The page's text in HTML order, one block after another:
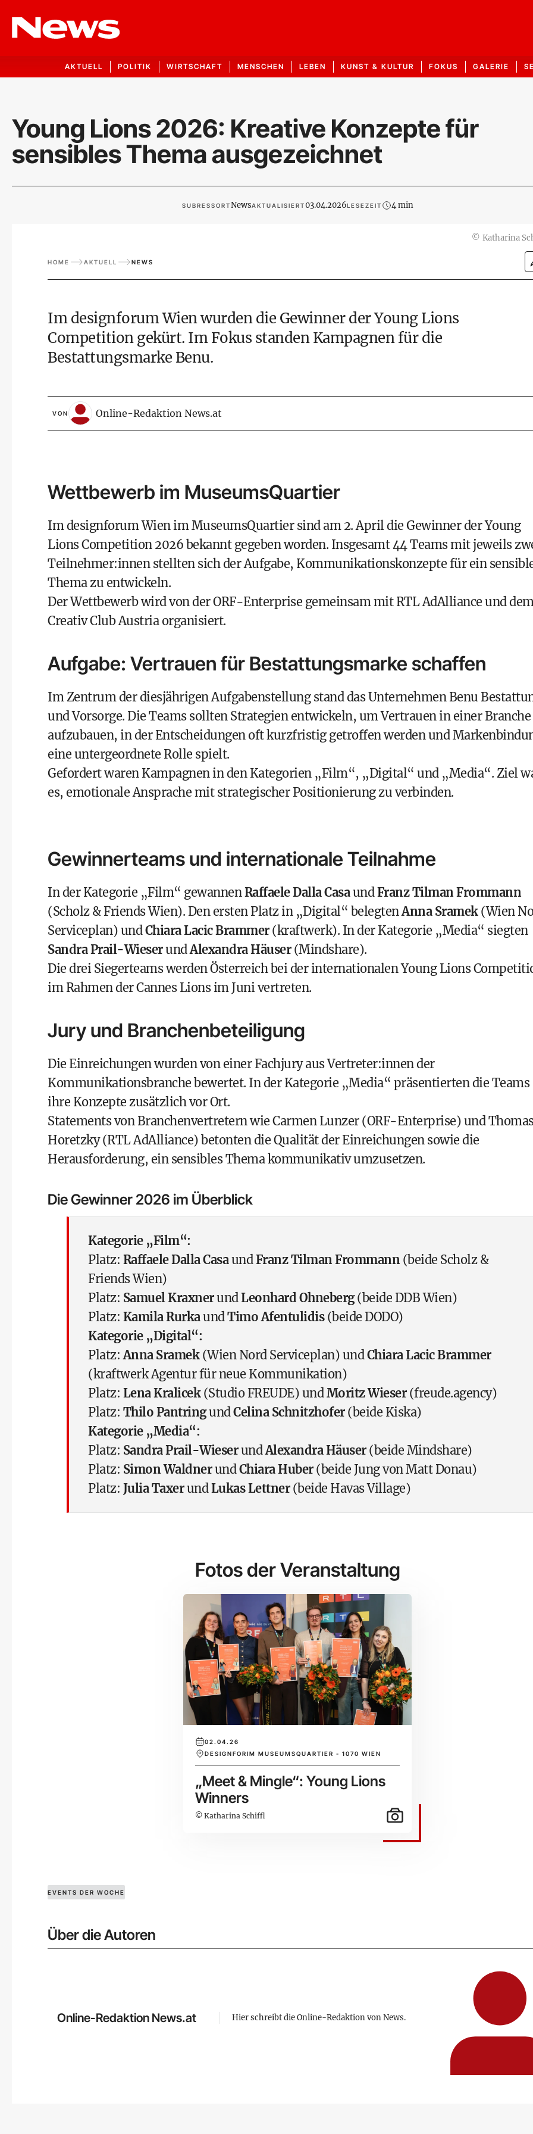
AKTUELL POLITIK WIRTSCHAFT MENSCHEN LEBEN KUNST & KULTUR FOKUS GALERIE
Young Lions 2026: Kreative Konzepte für
sensibles Thema ausgezeichnet
SUBRESSORTNewsAKTUALISIERT03.04.2026LESEZEIT 4 min
© Katharina
HOME AKTUELL NEWS
Im designforum Wien wurden die Gewinner der Young Lions
Competition gekürt. Im Fokus standen Kampagnen für die
Bestattungsmarke Benu.
VON Online-Redaktion News.at
Wettbewerb im MuseumsQuartier
Im designforum Wien im MuseumsQuartier sind am 2. April die Gewinner der Young
Lions Competition 2026 bekannt gegeben worden. Insgesamt 44 Teams mit jeweils
Teilnehmer:innen stellten sich der Aufgabe, Kommunikationskonzepte für ein
Thema zu entwickeln.
Der Wettbewerb wird von der ORF-Enterprise gemeinsam mit RTL AdAlliance und
Creativ Club Austria organisiert.
Aufgabe: Vertrauen für Bestattungsmarke schaffen
Im Zentrum der diesjährigen Aufgabenstellung stand das Unternehmen Benu
und Vorsorge. Die Teams sollten Strategien entwickeln, um Vertrauen in einer Branche
aufzubauen, in der Entscheidungen oft kurzfristig getroffen werden und
eine untergeordnete Rolle spielt.
Gefordert waren Kampagnen in den Kategorien „Film“, „Digital“ und „Media“. Ziel
es, emotionale Ansprache mit strategischer Positionierung zu verbinden.
Gewinnerteams und internationale Teilnahme
In der Kategorie „Film“ gewannenRaffaele Dalla CasaundFranz Tilman Frommann
(Scholz & Friends Wien). Den ersten Platz in „Digital“ belegtenAnna Sramek(Wien
Serviceplan) undChiara Lacic Brammer (kraftwerk). In der Kategorie „Media“ siegten
Sandra Prail-WieserundAlexandra Häuser (Mindshare).
Die drei Siegerteams werden Österreich bei der internationalen Young Lions
im Rahmen der Cannes Lions im Juni vertreten.
Jury und Branchenbeteiligung
Die Einreichungen wurden von einer Fachjury aus Vertreter:innen der
Kommunikationsbranche bewertet. In der Kategorie „Media“ präsentierten die Teams
ihre Konzepte zusätzlich vor Ort.
Statements von Branchenvertretern wie Carmen Lunzer (ORF-Enterprise) und
Horetzky (RTL AdAlliance) betonten die Qualität der Einreichungen sowie die
Herausforderung, ein sensibles Thema kommunikativ umzusetzen.
Die Gewinner 2026 im Überblick
Kategorie „Film“:
Platz: Raffaele Dalla CasaundFranz Tilman Frommann (beide Scholz &
Friends Wien)
Platz: Samuel KraxnerundLeonhard Ohneberg(beide DDB Wien)
Platz: Kamila RurkaundTimo Afentulidis (beide DODO)
Kategorie „Digital“:
Platz:Anna Sramek(Wien Nord Serviceplan) undChiara Lacic Brammer
(kraftwerk Agentur für neue Kommunikation)
Platz: Lena Kralicek(Studio FREUDE) undMoritz Wieser (freude.agency)
Platz: Thilo PantringundCelina Schnitzhofer(beide Kiska)
Kategorie „Media“:
Platz: Sandra Prail-WieserundAlexandra Häuser(beide Mindshare)
Platz: Simon WaldnerundChiara Huber(beide Jung von Matt Donau)
Platz: Julia TaxerundLukas Lettner(beide Havas Village)
Fotos der Veranstaltung
02.04.26
DESIGNFORIM MUSEUMSQUARTIER - 1070 WIEN
„Meet & Mingle“: Young Lions
Winners
© Katharina Schiffl
EVENTS DER WOCHE
Über die Autoren
Online-Redaktion News.at Hier schreibt die Online-Redaktion von News.